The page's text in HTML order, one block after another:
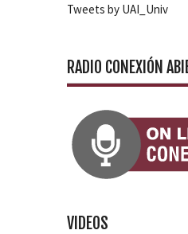
Tweets by UAI_Univ
RADIO CONEXIÓN
VIDEOS